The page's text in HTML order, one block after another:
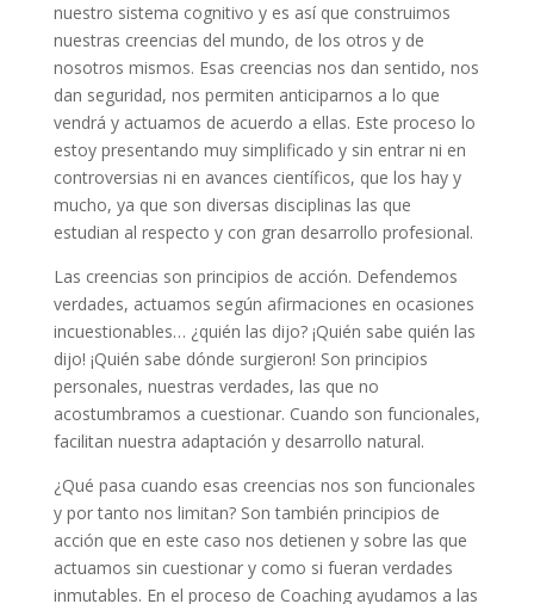
nuestro sistema cognitivo y es así que construimos
nuestras creencias del mundo, de los otros y de
nosotros mismos. Esas creencias nos dan sentido, nos
dan seguridad, nos permiten anticiparnos a lo que
vendrá y actuamos de acuerdo a ellas. Este proceso lo
estoy presentando muy simplificado y sin entrar ni en
controversias ni en avances científicos, que los hay y
mucho, ya que son diversas disciplinas las que
estudian al respecto y con gran desarrollo profesional.
Las creencias son principios de acción. Defendemos
verdades, actuamos según afirmaciones en ocasiones
incuestionables… ¿quién las dijo? ¡Quién sabe quién las
dijo! ¡Quién sabe dónde surgieron! Son principios
personales, nuestras verdades, las que no
acostumbramos a cuestionar. Cuando son funcionales,
facilitan nuestra adaptación y desarrollo natural.
¿Qué pasa cuando esas creencias nos son funcionales
y por tanto nos limitan? Son también principios de
acción que en este caso nos detienen y sobre las que
actuamos sin cuestionar y como si fueran verdades
inmutables. En el proceso de Coaching ayudamos a las